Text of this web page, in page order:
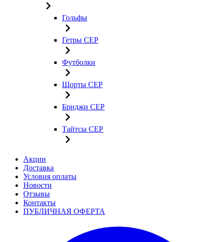
Гольфы
Гетры CEP
Футболки
Шорты CEP
Бриджи CEP
Тайтсы CEP
Акции
Доставка
Условия оплаты
Новости
Отзывы
Контакты
ПУБЛИЧНАЯ ОФЕРТА